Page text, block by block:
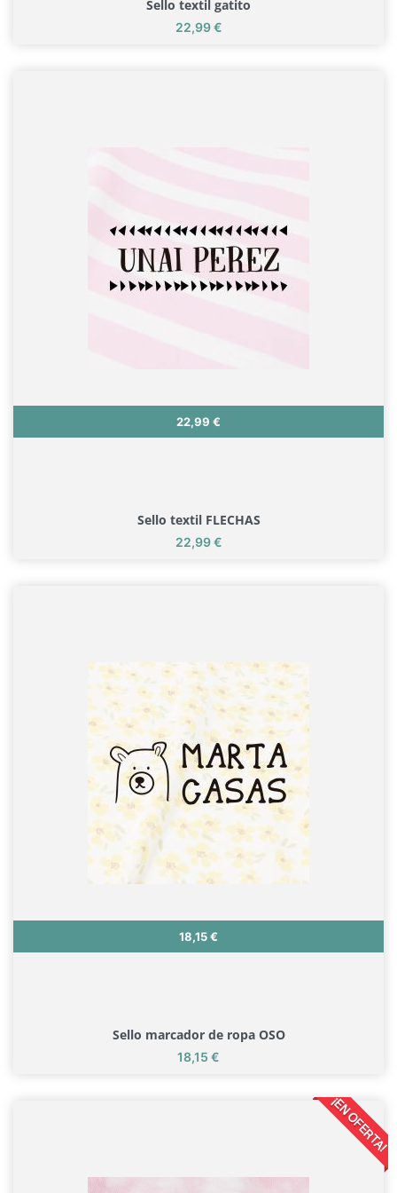
Sello textil gatito
Precio
22,99 €
Precio
22,99 €
Sello textil FLECHAS
Precio
22,99 €
Precio
18,15 €
Sello marcador de ropa OSO
Precio
18,15 €
¡EN OFERTA!